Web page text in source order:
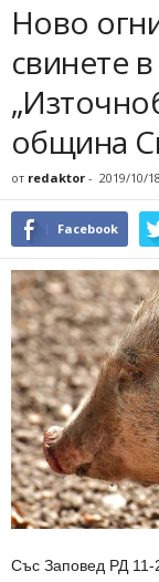
Ново
свинете
община
от redaktor - 2019/10/
Facebook
Със Заповед РД 11-